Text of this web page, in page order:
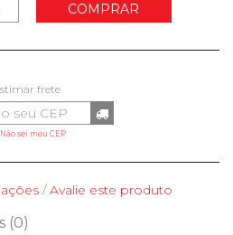
COMPRAR
Não sei meu CEP
/Avalie este produto
(0)